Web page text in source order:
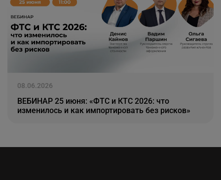
08.06.2026
ВЕБИНАР 25 июня: «ФТС и КТС 2026: что
изменилось и как импортировать без рисков»